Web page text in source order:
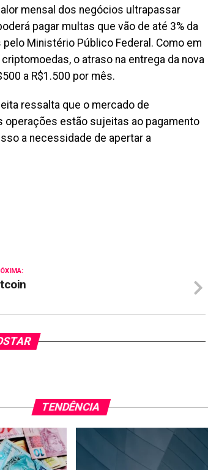
mensal dos negócios ultrapassar
pagar multas que vão de até 3% da
Ministério Público Federal. Como em
o atraso na entrega da nova
a R$1.500 por mês.
ressalta que o mercado de
estão sujeitas ao pagamento
a necessidade de apertar a
TENDÊNCIA